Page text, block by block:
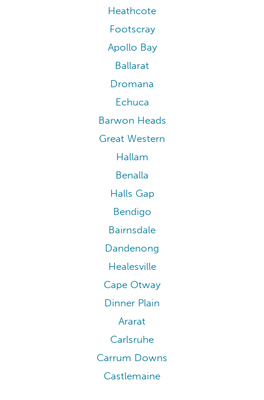
Heathcote
Footscray
Apollo Bay
Ballarat
Dromana
Echuca
Barwon Heads
Great Western
Hallam
Benalla
Halls Gap
Bendigo
Bairnsdale
Dandenong
Healesville
Cape Otway
Dinner Plain
Ararat
Carlsruhe
Carrum Downs
Castlemaine